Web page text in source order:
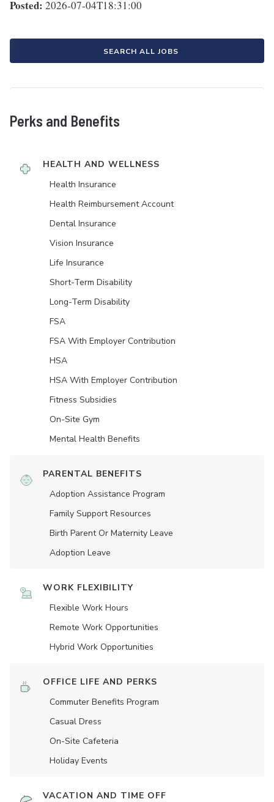
Posted: 2026-07-04T18:31:00
SEARCH ALL JOBS
Perks and Benefits
HEALTH AND WELLNESS
Health Insurance
Health Reimbursement Account
Dental Insurance
Vision Insurance
Life Insurance
Short-Term Disability
Long-Term Disability
FSA
FSA With Employer Contribution
HSA
HSA With Employer Contribution
Fitness Subsidies
On-Site Gym
Mental Health Benefits
PARENTAL BENEFITS
Adoption Assistance Program
Family Support Resources
Birth Parent Or Maternity Leave
Adoption Leave
WORK FLEXIBILITY
Flexible Work Hours
Remote Work Opportunities
Hybrid Work Opportunities
OFFICE LIFE AND PERKS
Commuter Benefits Program
Casual Dress
On-Site Cafeteria
Holiday Events
VACATION AND TIME OFF